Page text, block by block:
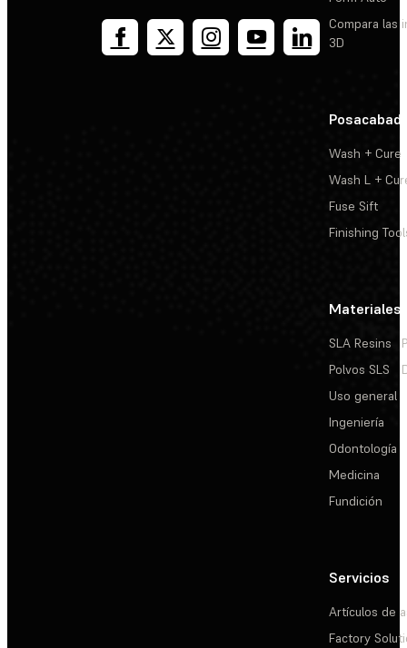
Compara las
3D
Wash + Cure
Wash L +
Fuse Sift
Finishing
Materiales
SLA Resins
Polvos SLS
Uso general
Ingeniería
Odontología
Medicina
Fundición
Servicios
Artículos de
Factory